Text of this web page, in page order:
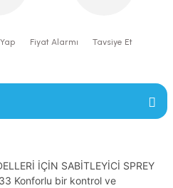
Fiyat Alarmı Tavsiye Et
İÇİN SABİTLEYİCİ SPREY
Konforlu bir kontrol ve